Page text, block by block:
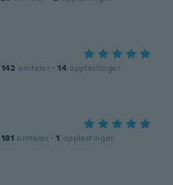
142 omtaler · 14 opplastinger
181 omtaler · 1 opplastinger